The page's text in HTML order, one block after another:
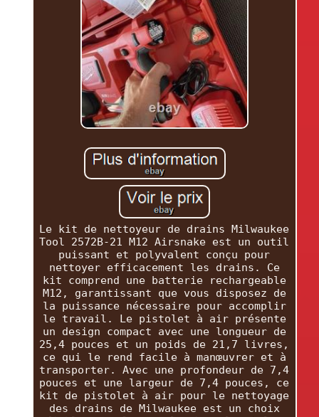
Le kit de nettoyeur de drains Milwaukee
Tool 2572B-21 M12 Airsnake est un outil
puissant et polyvalent conçu pour
nettoyer efficacement les drains. Ce
kit comprend une batterie rechargeable
M12, garantissant que vous disposez de
la puissance nécessaire pour accomplir
le travail. Le pistolet à air présente
un design compact avec une longueur de
25,4 pouces et un poids de 21,7 livres,
ce qui le rend facile à manœuvrer et à
transporter. Avec une profondeur de 7,4
pouces et une largeur de 7,4 pouces, ce
kit de pistolet à air pour le nettoyage
des drains de Milwaukee est un choix